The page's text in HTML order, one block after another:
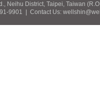
Neihu District, Taipei, Taiwan
9901 | Contact Us: